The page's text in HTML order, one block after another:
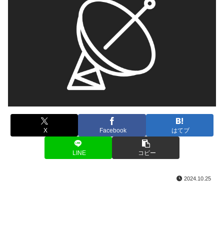
X Facebook はてブ
LINE コピー
2024.10.25